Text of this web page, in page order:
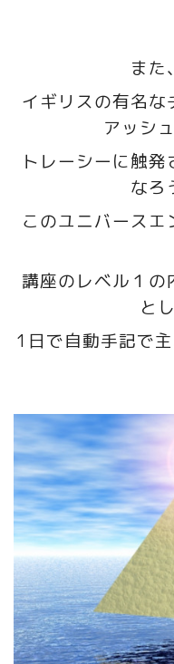
また
イギリスの有名な
アッシ
トレーシーに触
なろ
このユニバース
講座のレベル１の
と
1日で自動手記で